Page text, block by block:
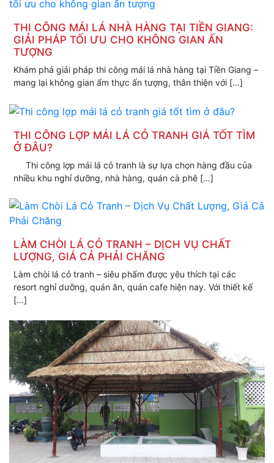
THI CÔNG MÁI LÁ NHÀ HÀNG TẠI TIỀN GIANG:
GIẢI PHÁP TỐI ƯU CHO KHÔNG GIAN ẤN
TƯỢNG
Khám phá giải pháp thi công mái lá nhà hàng tại Tiền Giang –
mang lại không gian ẩm thực ấn tượng, thân thiện với […]
THI CÔNG LỢP MÁI LÁ CỎ TRANH GIÁ TỐT TÌM
Ở ĐÂU?
Thi công lợp mái lá cỏ tranh là sự lựa chọn hàng đầu của
nhiều khu nghỉ dưỡng, nhà hàng, quán cà phê […]
LÀM CHÒI LÁ CỎ TRANH – DỊCH VỤ CHẤT
LƯỢNG, GIÁ CẢ PHẢI CHĂNG
Làm chòi lá cỏ tranh – siêu phẩm được yêu thích tại các
resort nghỉ dưỡng, quán ăn, quán cafe hiện nay. Với thiết kế
[…]